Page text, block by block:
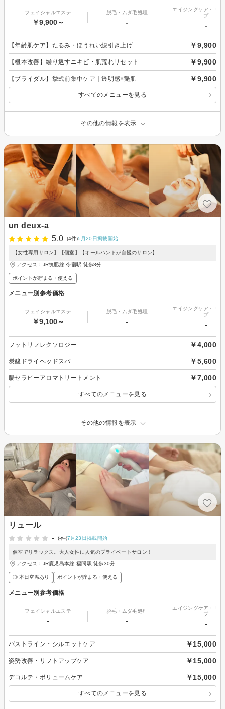
フェイシャルエステ
￥9,900～
脱毛・ムダ毛処理
-
エイジングケア・リ
プ
-
【年齢肌ケア】たるみ・ほうれい線引き上げ ￥9,900
【根本改善】繰り返すニキビ・肌荒れリセット ￥9,900
【ブライダル】挙式前集中ケア｜透明感×艶肌 ￥9,900
すべてのメニューを見る
その他の情報を表示
un deux-a
5.0
(4件)5月20日掲載開始
【女性専用サロン】【個室】【オールハンドが自慢のサロン】
アクセス：JR筑肥線 今宿駅 徒歩8分
ポイントが貯まる・使える
メニュー別参考価格
フェイシャルエステ
￥9,100～
脱毛・ムダ毛処理
-
エイジングケア・リ
プ
-
フットリフレクソロジー ￥4,000
炭酸ドライヘッドスパ ￥5,600
腸セラピーアロマトリートメント ￥7,000
すべてのメニューを見る
その他の情報を表示
リュール
-
(-件)7月23日掲載開始
個室でリラックス。大人女性に人気のプライベートサロン！
アクセス：JR鹿児島本線 福間駅 徒歩30分
◎ 本日空席あり ポイントが貯まる・使える
メニュー別参考価格
フェイシャルエステ
-
脱毛・ムダ毛処理
-
エイジングケア・リ
プ
-
バストライン・シルエットケア ￥15,000
姿勢改善・リフトアップケア ￥15,000
デコルテ・ボリュームケア ￥15,000
すべてのメニューを見る